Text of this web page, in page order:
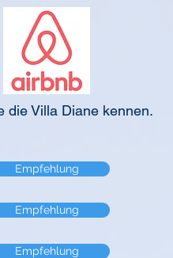
die Villa Diane kennen.
Empfehlung
Empfehlung
Empfehlung